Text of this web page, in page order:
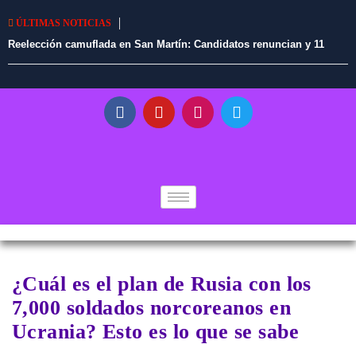
ÚLTIMAS NOTICIAS
Reelección camuflada en San Martín: Candidatos renuncian y 11
alcaldes en ejercicio tendrían vía libre para continuar en el cargo
¿Cuál es el plan de Rusia con los
7,000 soldados norcoreanos en
Ucrania? Esto es lo que se sabe